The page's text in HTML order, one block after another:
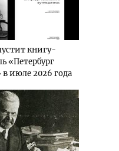
книгу-
«Петербург
в июле 2026 года